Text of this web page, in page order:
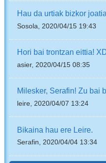
Hau da urtiak bizkor
Sosola, 2020/04/15 19:43
Hori bai trontzan eittia!
asier, 2020/04/15 08:35
Milesker, Serafin! Zu bai
leire, 2020/04/07 13:24
Bikaina hau ere Leire.
Serafin, 2020/04/04 13:34